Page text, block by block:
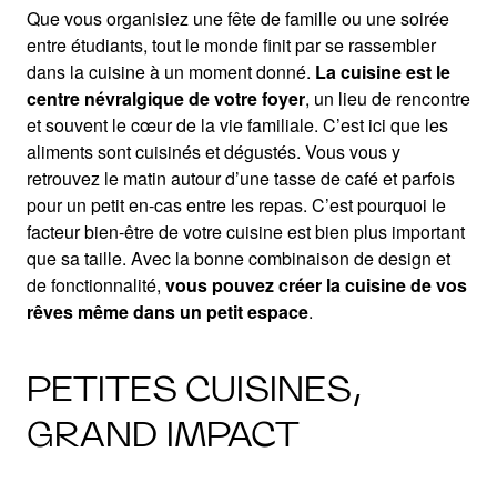
LA CONCEPTION DE
PETITES CUISINES
Plus de place à partir d’un petit espace
Que vous organisiez une fête de famille ou une soirée
entre étudiants, tout le monde finit par se rassembler
dans la cuisine à un moment donné. La cuisine est le
centre névralgique de votre foyer, un lieu de rencontre
et souvent le cœur de la vie familiale. C’est ici que les
aliments sont cuisinés et dégustés. Vous vous y
retrouvez le matin autour d’une tasse de café et parfois
pour un petit en-cas entre les repas. C’est pourquoi le
facteur bien-être de votre cuisine est bien plus important
que sa taille. Avec la bonne combinaison de design et
de fonctionnalité, vous pouvez créer la cuisine de vos
rêves même dans un petit espace.
PETITES CUISINES,
GRAND IMPACT